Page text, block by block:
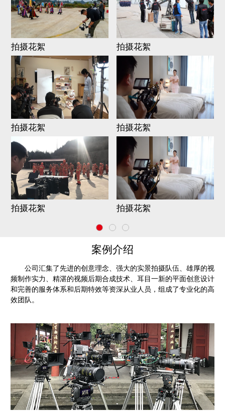
拍摄花絮 拍摄花絮
拍摄花絮 拍摄花絮
拍摄花絮 拍摄花絮
案例介绍
公司汇集了先进的创意理念、强大的实景拍摄队伍、雄厚的视
频制作实力、精湛的视频后期合成技术、耳目一新的平面创意设计
和完善的服务体系和后期特效等资深从业人员，组成了专业化的高
效团队。